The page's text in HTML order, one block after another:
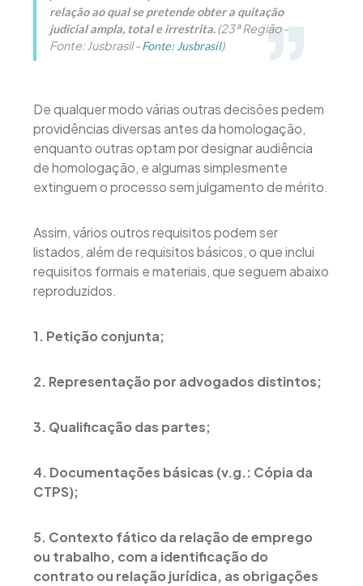
relação ao qual se pretende obter a quitação
judicial ampla, total e irrestrita.(23ª Região -
Fonte: Jusbrasil -Fonte: Jusbrasil)
De qualquer modo várias outras decisões pedem
providências diversas antes da homologação,
enquanto outras optam por designar audiência
de homologação, e algumas simplesmente
extinguem o processo sem julgamento de mérito.
Assim, vários outros requisitos podem ser
listados, além de requisitos básicos, o que inclui
requisitos formais e materiais, que seguem abaixo
reproduzidos.
1. Petição conjunta;
2. Representação por advogados distintos;
3. Qualificação das partes;
4. Documentações básicas (v.g.: Cópia da
CTPS);
5. Contexto fático da relação de emprego
ou trabalho, com a identificação do
contrato ou relação jurídica, as obrigações